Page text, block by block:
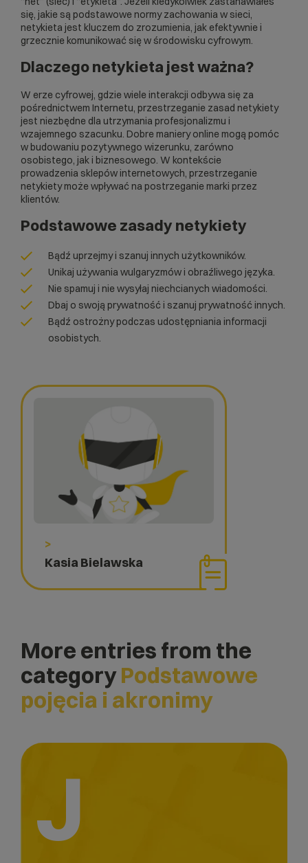
>
Kasia Bielawska
się, jakie są podstawowe normy zachowania w sieci,
netykieta jest kluczem do zrozumienia, jak efektywnie i
grzecznie komunikować się w środowisku cyfrowym.
Dlaczego netykieta jest ważna?
W erze cyfrowej, gdzie wiele interakcji odbywa się za
pośrednictwem Internetu, przestrzeganie zasad netykiety
jest niezbędne dla utrzymania profesjonalizmu i
wzajemnego szacunku. Dobre maniery online mogą pomóc
w budowaniu pozytywnego wizerunku, zarówno
osobistego, jak i biznesowego. W kontekście
prowadzenia sklepów internetowych, przestrzeganie
netykiety może wpływać na postrzeganie marki przez
klientów.
Podstawowe zasady netykiety
Bądź uprzejmy i szanuj innych użytkowników.
Unikaj używania wulgaryzmów i obraźliwego języka.
Nie spamuj i nie wysyłaj niechcianych wiadomości.
Dbaj o swoją prywatność i szanuj prywatność innych.
Bądź ostrożny podczas udostępniania informacji
osobistych.
More entries from the
categoryPodstawowe
pojęcia i akronimy
J